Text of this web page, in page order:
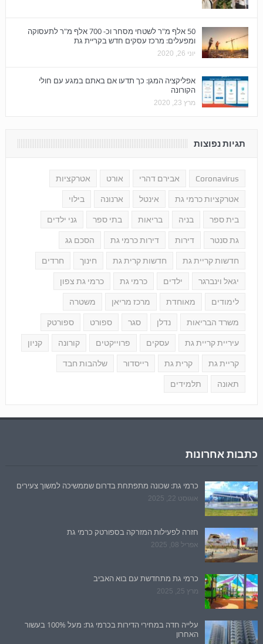
50 אלף מ"ר לשטחי מסחר וכ- 700 אלף מ"ר לתעסוקה
ומפעלים: מרכז עסקים חדש בקריית גת
יוני 26, 2020
אפליקציה המגן: כך תדעו אם באתם במגע עם חולי
הקורונה
מרץ 23, 2020
תגיות נפוצות
Coronavirus אבירם דהרי אורט אטרקציות
אטרקציות כרמי גת אינטל ארנונה בילוי
בית ספר בניה בריאות בתי ספר גני ילדים
גת סנטר דירות דירות כרמי גת הסכם גג
חדשות קריית גת חדשות קרית גת חינוך חרדים
יגאל וינברגר ילדים כרמי גת כרמי גת צפון
לימודים מאוחדת מרכז מריאן משטרה
משרד הבריאות נדלן סגר ספורט ספורטק
עיריית קריית גת עסקים פרוייקטים קורונה קניון
קריית גת קרית גת רייסדור שלהבות חבד
תאונה תלמידים
כתבות אחרונות
כרמי גת: שכונה מתפתחת בדרום שממשיכה למשוך צעירים
אוגוסט 22, 2025
חזרה לפעילות המזרקה בספורטק כרמי גת
אפריל 08, 2025
כרמי גת מתחדשת עם בוא האביב
מרץ 25, 2025
עלייה חדה במחירי הדירות בכרמי גת: מעל 100% בעשור
האחרון